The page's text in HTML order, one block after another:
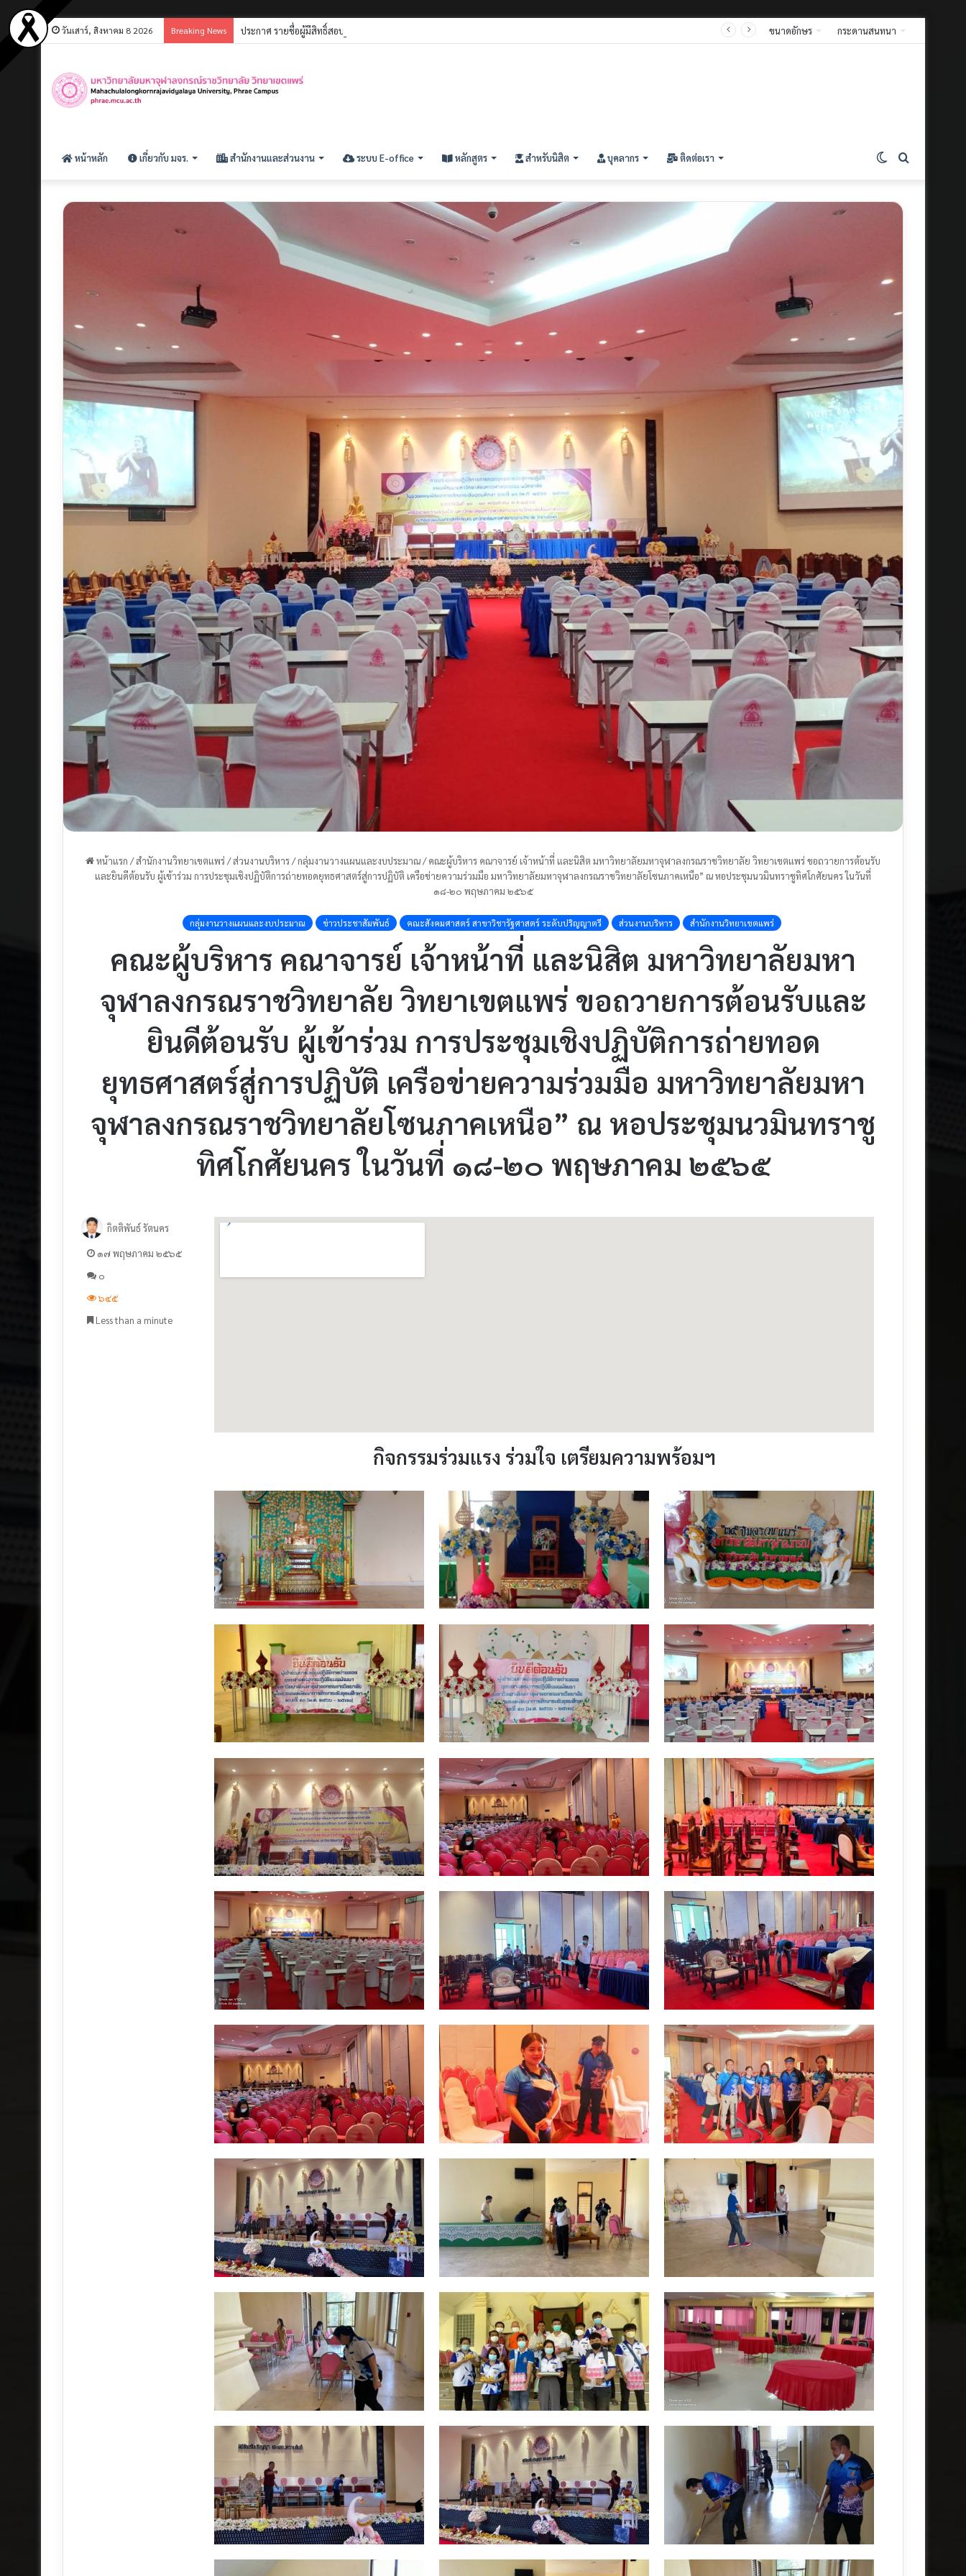
วันเสาร์, สิงหาคม 8 2026 Breaking News ประกาศ รายชื่อผู้มีสิทธิ์สอบคัดเลือกนิสิตใหม่ ประจำปีการศึกษา ๒๕๖๙ (รอบที่ ๓) ระดับปริญญาตรี ขนาดอักษร กระดานสนทนา
หน้าหลัก เกี่ยวกับ มจร. สำนักงานและส่วนงาน ระบบ E-office หลักสูตร สำหรับนิสิต บุคลากร ติดต่อเรา
หน้าแรก /สำนักงานวิทยาเขตแพร่/ส่วนงานบริหาร/กลุ่มงานวางแผนและงบประมาณ/ คณะผู้บริหาร คณาจารย์ เจ้าหน้าที่ และนิสิต มหาวิทยาลัยมหาจุฬาลงกรณราชวิทยาลัย วิทยาเขตแพร่ ขอถวายการต้อนรับ
และยินดีต้อนรับ ผู้เข้าร่วม การประชุมเชิงปฏิบัติการถ่ายทอดยุทธศาสตร์สู่การปฏิบัติ เครือข่ายความร่วมมือ มหาวิทยาลัยมหาจุฬาลงกรณราชวิทยาลัยโซนภาคเหนือ” ณ หอประชุมนวมินทราชูทิศโกศัยนคร ในวันที่
๑๘-๒๐ พฤษภาคม ๒๕๖๕
กลุ่มงานวางแผนและงบประมาณ ข่าวประชาสัมพันธ์ คณะสังคมศาสตร์ สาขาวิชารัฐศาสตร์ ระดับปริญญาตรี ส่วนงานบริหาร สำนักงานวิทยาเขตแพร่
คณะผู้บริหาร คณาจารย์ เจ้าหน้าที่ และนิสิต มหาวิทยาลัยมหา
จุฬาลงกรณราชวิทยาลัย วิทยาเขตแพร่ ขอถวายการต้อนรับและ
ยินดีต้อนรับ ผู้เข้าร่วม การประชุมเชิงปฏิบัติการถ่ายทอด
ยุทธศาสตร์สู่การปฏิบัติ เครือข่ายความร่วมมือ มหาวิทยาลัยมหา
จุฬาลงกรณราชวิทยาลัยโซนภาคเหนือ” ณ หอประชุมนวมินทราชู
ทิศโกศัยนคร ในวันที่ ๑๘-๒๐ พฤษภาคม ๒๕๖๕
กิจกรรมร่วมแรง ร่วมใจ เตรียมความพร้อมฯ
กิตติพันธ์ รัตนคร
๑๗ พฤษภาคม ๒๕๖๕
๐
๖๔๕
Less than a minute